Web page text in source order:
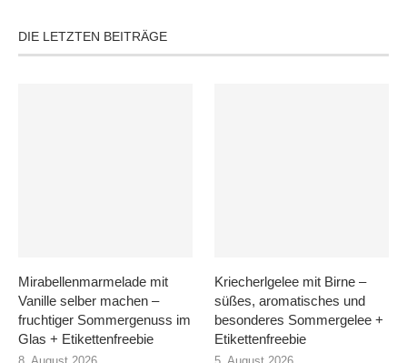
DIE LETZTEN BEITRÄGE
Mirabellenmarmelade mit
Vanille selber machen –
fruchtiger Sommergenuss im
Glas + Etikettenfreebie
Kriecherlgelee mit Birne –
süßes, aromatisches und
besonderes Sommergelee +
Etikettenfreebie